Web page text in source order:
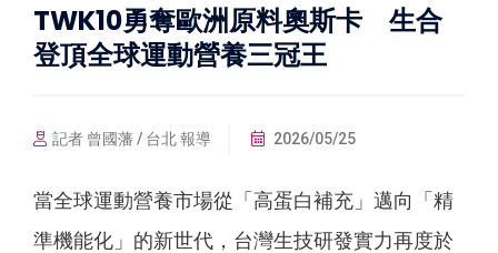
TWK10勇奪歐洲原料奧斯卡 生合
登頂全球運動營養三冠王
記者 曾國藩 / 台北 報導 2026/05/25
當全球運動營養市場從「高蛋白補充」邁向「精
準機能化」的新世代，台灣生技研發實力再度於